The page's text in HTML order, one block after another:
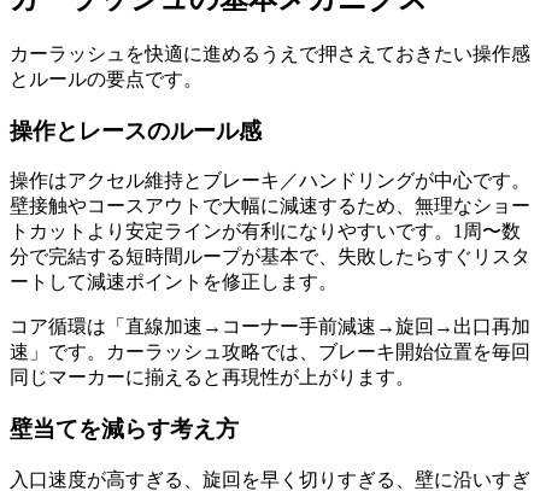
カーラッシュ を快適に進めるうえで押さえておきたい操作感
とルールの要点です。
操作とレースのルール感
操作はアクセル維持とブレーキ／ハンドリングが中心です。
壁接触やコースアウトで大幅に減速するため、無理なショー
トカットより安定ラインが有利になりやすいです。1周〜数
分で完結する短時間ループが基本で、失敗したらすぐリスタ
ートして減速ポイントを修正します。
コア循環は「直線加速→コーナー手前減速→旋回→出口再加
速」です。カーラッシュ攻略では、ブレーキ開始位置を毎回
同じマーカーに揃えると再現性が上がります。
壁当てを減らす考え方
入口速度が高すぎる、旋回を早く切りすぎる、壁に沿いすぎ